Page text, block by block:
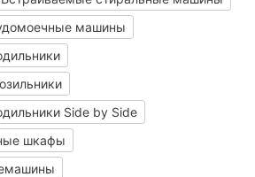
машины
Side by Side
шкафы